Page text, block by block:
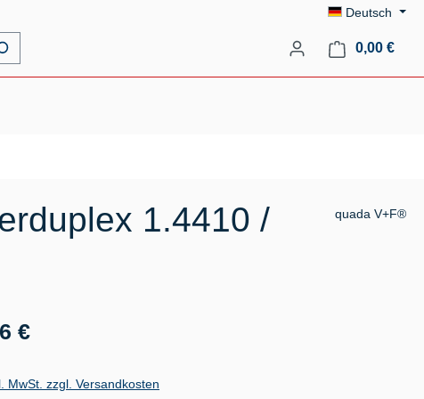
Deutsch
0,00 €
1.4410 / quada V+F®
€
MwSt. zzgl. Versandkosten